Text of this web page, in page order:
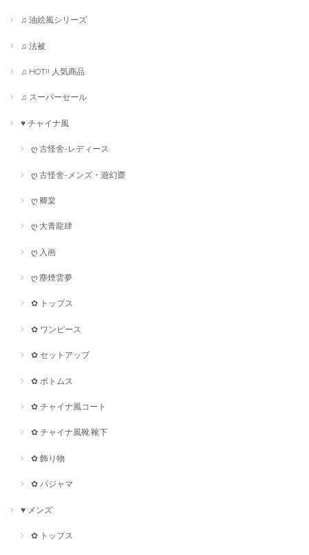
♫ 油絵風シリーズ
♫ 法被
♫ HOT!! 人気商品
♫ スーパーセール
♥ チャイナ風
ღ 古怪舍-レディース
ღ 古怪舍-メンズ・遊幻齋
ღ 卿棠
ღ 大青龍肆
ღ 入画
ღ 塵煙雲夢
✿ トップス
✿ ワンピース
✿ セットアップ
✿ ボトムス
✿ チャイナ風コート
✿ チャイナ風靴·靴下
✿ 飾り物
✿ パジャマ
♥ メンズ
✿ トップス